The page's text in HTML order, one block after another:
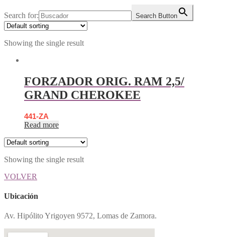
Search for: Search Button
Showing the single result
FORZADOR ORIG. RAM 2,5/
GRAND CHEROKEE
441-ZA
Read more
Showing the single result
VOLVER
Ubicación
Av. Hipólito Yrigoyen 9572, Lomas de Zamora.